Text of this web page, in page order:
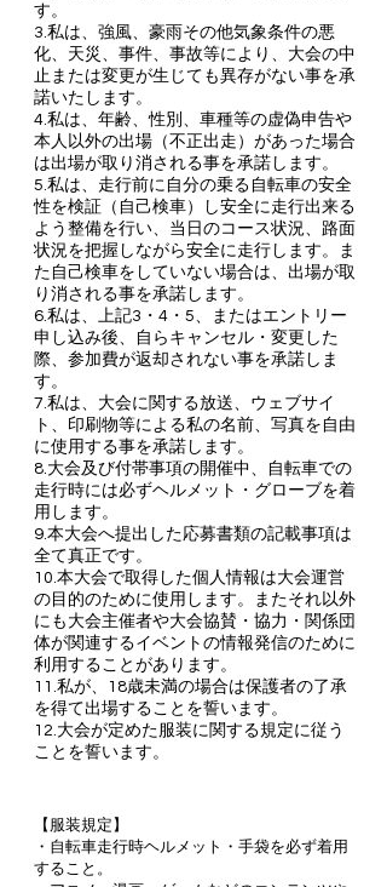
す。
3.私は、強風、豪雨その他気象条件の悪
化、天災、事件、事故等により、大会の中
止または変更が生じても異存がない事を承
諾いたします。
4.私は、年齢、性別、車種等の虚偽申告や
本人以外の出場（不正出走）があった場合
は出場が取り消される事を承諾します。
5.私は、走行前に自分の乗る自転車の安全
性を検証（自己検車）し安全に走行出来る
よう整備を行い、当日のコース状況、路面
状況を把握しながら安全に走行します。ま
た自己検車をしていない場合は、出場が取
り消される事を承諾します。
6.私は、上記3・4・5、またはエントリー
申し込み後、自らキャンセル・変更した
際、参加費が返却されない事を承諾しま
す。
7.私は、大会に関する放送、ウェブサイ
ト、印刷物等による私の名前、写真を自由
に使用する事を承諾します。
8.大会及び付帯事項の開催中、自転車での
走行時には必ずヘルメット・グローブを着
用します。
9.本大会へ提出した応募書類の記載事項は
全て真正です。
10.本大会で取得した個人情報は大会運営
の目的のために使用します。またそれ以外
にも大会主催者や大会協賛・協力・関係団
体が関連するイベントの情報発信のために
利用することがあります。
11.私が、18歳未満の場合は保護者の了承
を得て出場することを誓います。
12.大会が定めた服装に関する規定に従う
ことを誓います。
【服装規定】
・自転車走行時ヘルメット・手袋を必ず着用
すること。